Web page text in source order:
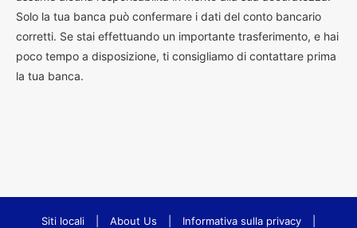
Solo la tua banca può confermare i dati del conto bancario
corretti. Se stai effettuando un importante trasferimento, e hai
poco tempo a disposizione, ti consigliamo di contattare prima
la tua banca.
Siti locali About Us Informativa sulla privacy